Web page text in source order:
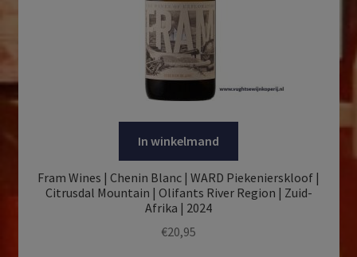
In winkelmand
Fram Wines | Chenin Blanc | WARD Piekenierskloof |
Citrusdal Mountain | Olifants River Region | Zuid-
Afrika | 2024
€20,95